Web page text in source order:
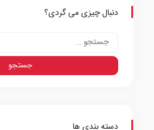
دنبال چیزی می گردی؟